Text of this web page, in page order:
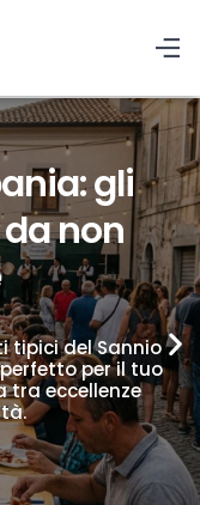
gli
non
tipici del Sannio
per il tuo
tra eccellenze